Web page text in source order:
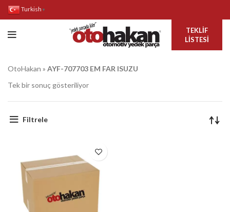
Turkish ▼
TEKLIF
LISTESI
OtoHakan » AYF-707703 EM FAR ISUZU
Tek bir sonuç gösteriliyor
Filtrele